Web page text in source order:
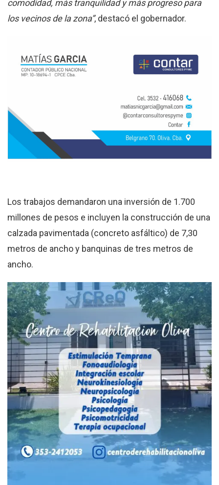
comodidad, más tranquilidad y más progreso para
los vecinos de la zona”, destacó el gobernador.
Los trabajos demandaron una inversión de 1.700
millones de pesos e incluyen la construcción de una
calzada pavimentada (concreto asfáltico) de 7,30
metros de ancho y banquinas de tres metros de
ancho.